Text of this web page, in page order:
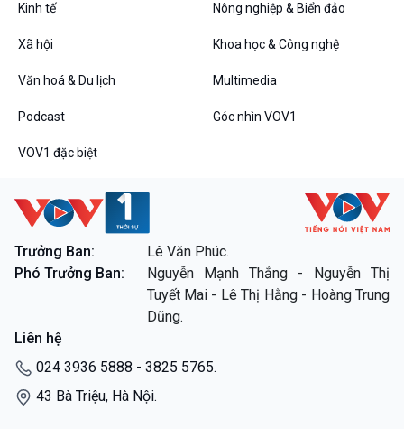
Kinh tế Nông nghiệp & Biển đảo
Xã hội Khoa học & Công nghệ
Văn hoá & Du lịch Multimedia
Podcast Góc nhìn VOV1
VOV1 đặc biệt
Trưởng Ban:
Lê Văn Phúc.
Phó Trưởng Ban:
Nguyễn Mạnh Thắng - Nguyễn Thị
Tuyết Mai - Lê Thị Hằng - Hoàng Trung
Dũng.
Liên hệ
024 3936 5888 - 3825 5765.
43 Bà Triệu, Hà Nội.